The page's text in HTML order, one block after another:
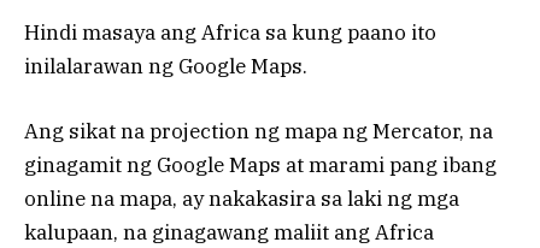
Hindi masaya ang Africa sa kung paano ito
inilalarawan ng Google Maps.
Ang sikat na projection ng mapa ng Mercator, na
ginagamit ng Google Maps at marami pang ibang
online na mapa, ay nakakasira sa laki ng mga
kalupaan, na ginagawang maliit ang Africa